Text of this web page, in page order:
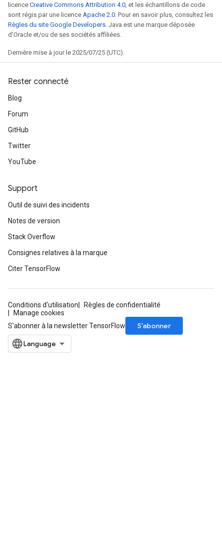
licence Creative Commons Attribution 4.0 , et les échantillons de code
sont régis par une licence Apache 2.0 . Pour en savoir plus, consultez les
Règles du site Google Developers . Java est une marque déposée
d'Oracle et/ou de ses sociétés affiliées.
Dernière mise à jour le 2025/07/25 (UTC).
Rester connecté
Blog
Forum
GitHub
Twitter
YouTube
Support
Outil de suivi des incidents
Notes de version
Stack Overflow
Consignes relatives à la marque
Citer TensorFlow
Conditions d'utilisation
Règles de confidentialité
Manage cookies
S'abonner à la newsletter TensorFlow
S’abonner